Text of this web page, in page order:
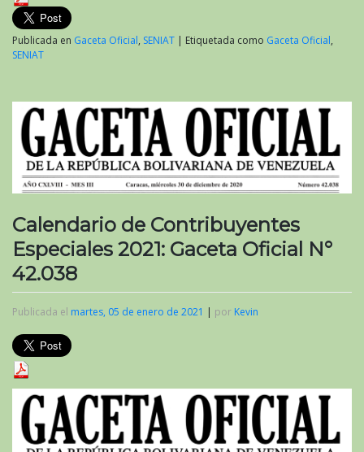
Publicada en Gaceta Oficial, SENIAT | Etiquetada como Gaceta Oficial,
SENIAT
Calendario de Contribuyentes
Especiales 2021: Gaceta Oficial N°
42.038
Publicada el martes, 05 de enero de 2021 | por Kevin